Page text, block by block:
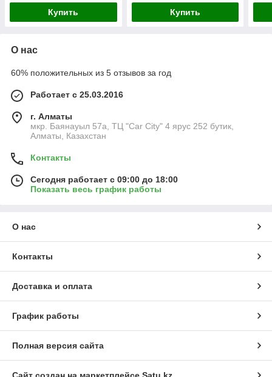
Купить Купить
О нас
60% положительных из 5 отзывов за год
Работает с 25.03.2016
г. Алматы
мкр. Баянауыл 57а, ТЦ "Car Сity" 4 ярус 252 бутик,
Алматы, Казахстан
Контакты
Сегодня работает с 09:00 до 18:00
Показать весь график работы
О нас
Контакты
Доставка и оплата
График работы
Полная версия сайта